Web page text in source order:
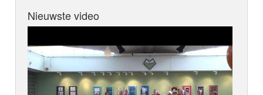
Nieuwste video